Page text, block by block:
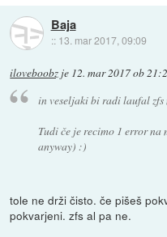
Baja
:: 13. mar 2017, 09:09
iloveboobz je 12. mar 2017 ob
in veseljaki bi radi laufal zfs
Tudi če je recimo 1 error na
anyway) :)
tole ne drži čisto. če pišeš
pokvarjeni. zfs al pa ne.